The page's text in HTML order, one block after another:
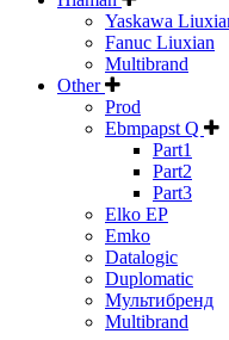
Yaskawa
Fanuc Liuxian
Multibrand
Other
Prod
Ebmpapst Q
Part1
Part2
Part3
Elko EP
Emko
Datalogic
Duplomatic
Мультибренд
Multibrand